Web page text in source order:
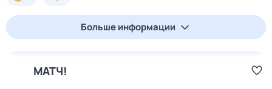
Больше информации
МАТЧ!